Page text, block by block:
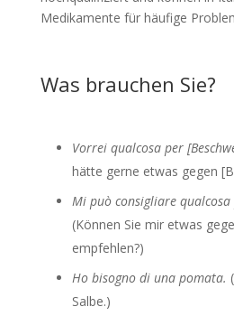
Medikamente für häufige
Was brauchen Sie?
Vorrei qualcosa per
hätte gerne etwas gegen
Mi può consigliare
(Können Sie mir etwas
empfehlen?)
Ho bisogno di una pomata.
Salbe.)